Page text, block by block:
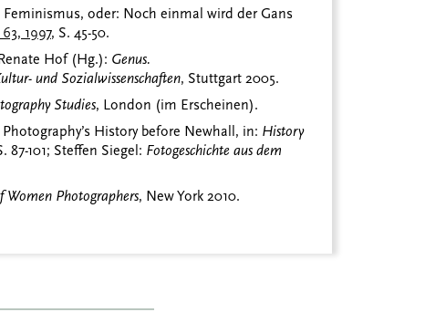
oder: Noch einmal wird der Gans
1997, S. 45-50.
Hof (Hg.): Genus.
und Sozialwissenschaften, Stuttgart 2005.
Studies, London (im Erscheinen).
History before Newhall, in: History
87-101; Steffen Siegel: Fotogeschichte aus dem
Women Photographers, New York 2010.